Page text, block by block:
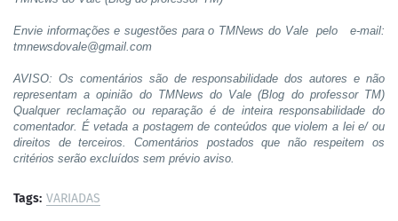
Envie informações e sugestões para o TMNews do Vale pelo e-mail:
tmnewsdovale@gmail.com
AVISO: Os comentários são de responsabilidade dos autores e não
representam a opinião do TMNews do Vale (Blog do professor TM)
Qualquer reclamação ou reparação é de inteira responsabilidade do
comentador. É vetada a postagem de conteúdos que violem a lei e/ ou
direitos de terceiros. Comentários postados que não respeitem os
critérios serão excluídos sem prévio aviso.
Tags: VARIADAS